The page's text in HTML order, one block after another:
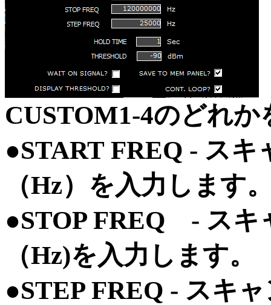
CUSTOM1-4のどれ
●START FREQ - ス
（Hz）を入力します
●STOP FREQ - スキ
（Hz)を入力します。
●STEP FREQ - スキ